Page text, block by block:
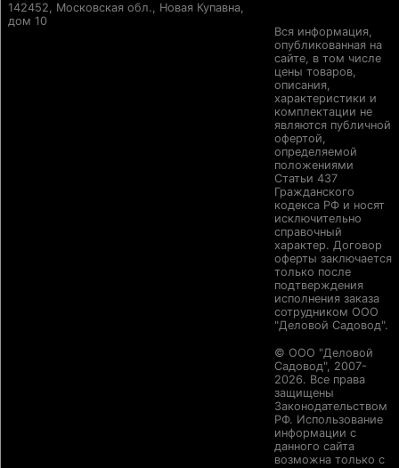
142452, Московская обл., Новая Купавна,
дом 10
Вся информация,
опубликованная на
сайте, в том числе
цены товаров,
описания,
характеристики и
комплектации не
являются публичной
офертой,
определяемой
положениями
Статьи 437
Гражданского
кодекса РФ и носят
исключительно
справочный
характер. Договор
оферты заключается
только после
подтверждения
исполнения заказа
сотрудником ООО
"Деловой Садовод".
© ООО "Деловой
Садовод", 2007-
2026. Все права
защищены
Законодательством
РФ. Использование
информации с
данного сайта
возможна только с